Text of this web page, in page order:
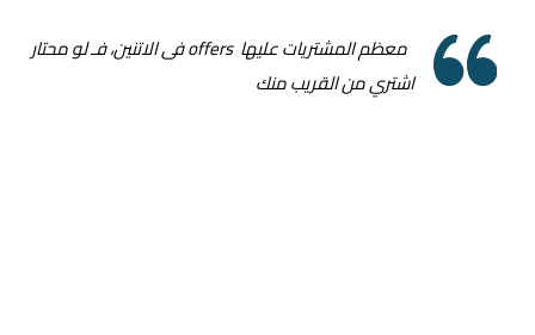
معظم المشتريات عليها offers فى الاتنين، فـ لو محتار
اشتري من القريب منك